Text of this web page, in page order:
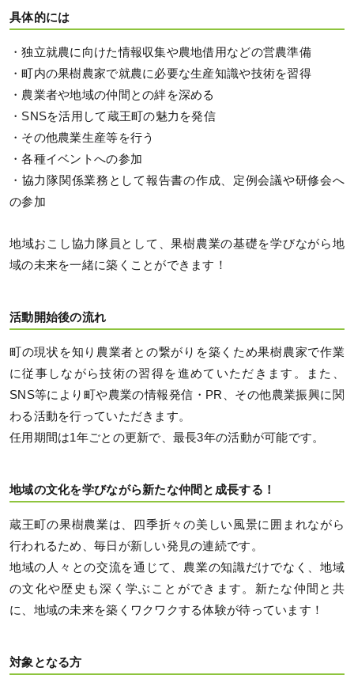
具体的には
・独立就農に向けた情報収集や農地借用などの営農準備
・町内の果樹農家で就農に必要な生産知識や技術を習得
・農業者や地域の仲間との絆を深める
・SNSを活用して蔵王町の魅力を発信
・その他農業生産等を行う
・各種イベントへの参加
・協力隊関係業務として報告書の作成、定例会議や研修会へ
の参加
地域おこし協力隊員として、果樹農業の基礎を学びながら地
域の未来を一緒に築くことができます！
活動開始後の流れ
町の現状を知り農業者との繋がりを築くため果樹農家で作業
に従事しながら技術の習得を進めていただきます。また、
SNS等により町や農業の情報発信・PR、その他農業振興に関
わる活動を行っていただきます。
任用期間は1年ごとの更新で、最長3年の活動が可能です。
地域の文化を学びながら新たな仲間と成長する！
蔵王町の果樹農業は、四季折々の美しい風景に囲まれながら
行われるため、毎日が新しい発見の連続です。
地域の人々との交流を通じて、農業の知識だけでなく、地域
の文化や歴史も深く学ぶことができます。新たな仲間と共
に、地域の未来を築くワクワクする体験が待っています！
対象となる方